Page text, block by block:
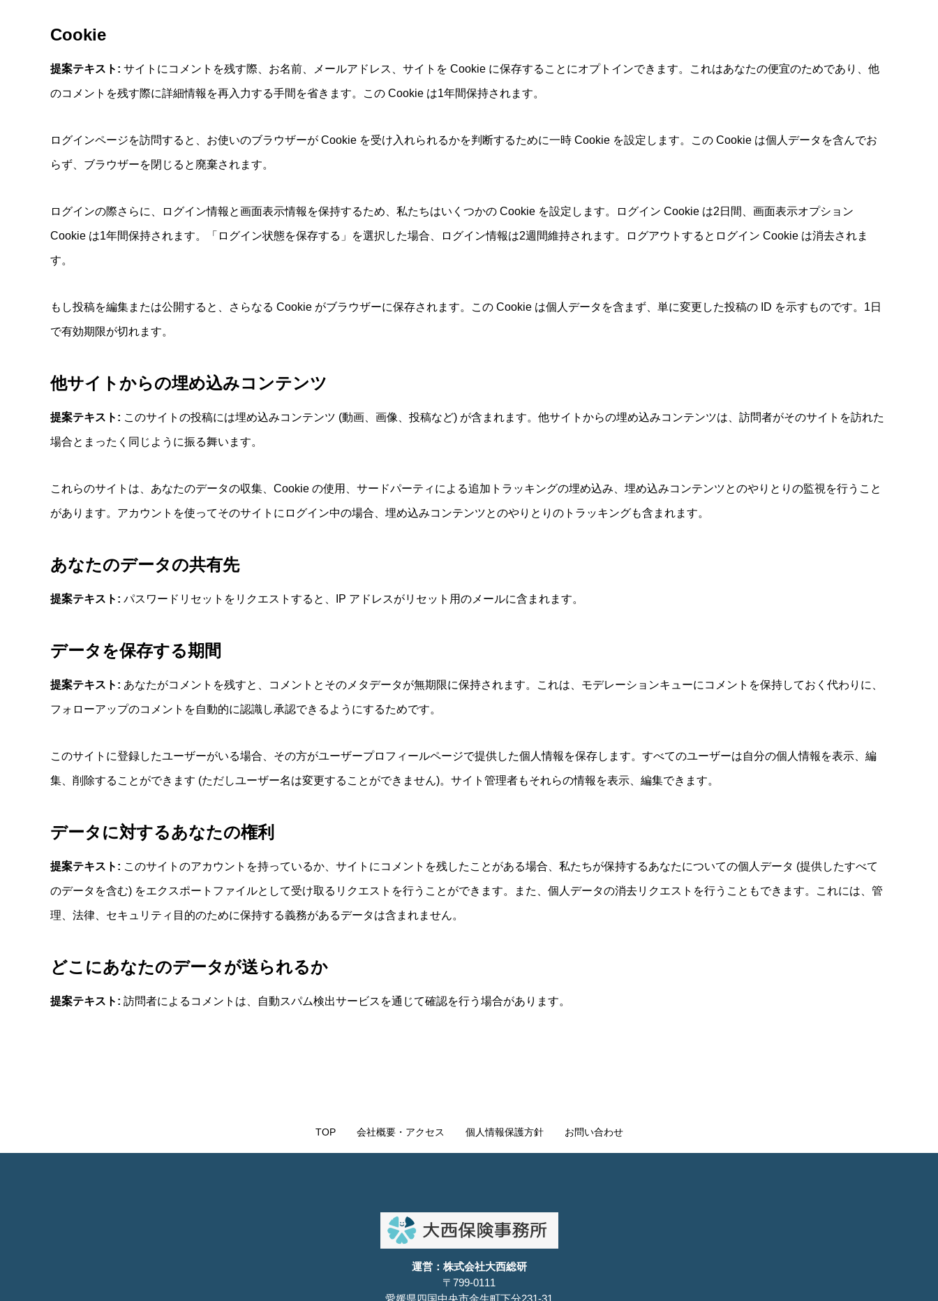
Cookie
提案テキスト: サイトにコメントを残す際、お名前、メールアドレス、サイトを Cookie に保存することにオプトインできます。これはあなたの便宜のためであり、他
のコメントを残す際に詳細情報を再入力する手間を省きます。この Cookie は1年間保持されます。
ログインページを訪問すると、お使いのブラウザーが Cookie を受け入れられるかを判断するために一時 Cookie を設定します。この Cookie は個人データを含んでお
らず、ブラウザーを閉じると廃棄されます。
ログインの際さらに、ログイン情報と画面表示情報を保持するため、私たちはいくつかの Cookie を設定します。ログイン Cookie は2日間、画面表示オプション
Cookie は1年間保持されます。「ログイン状態を保存する」を選択した場合、ログイン情報は2週間維持されます。ログアウトするとログイン Cookie は消去されま
す。
もし投稿を編集または公開すると、さらなる Cookie がブラウザーに保存されます。この Cookie は個人データを含まず、単に変更した投稿の ID を示すものです。1日
で有効期限が切れます。
他サイトからの埋め込みコンテンツ
提案テキスト: このサイトの投稿には埋め込みコンテンツ (動画、画像、投稿など) が含まれます。他サイトからの埋め込みコンテンツは、訪問者がそのサイトを訪れた
場合とまったく同じように振る舞います。
これらのサイトは、あなたのデータの収集、Cookie の使用、サードパーティによる追加トラッキングの埋め込み、埋め込みコンテンツとのやりとりの監視を行うこと
があります。アカウントを使ってそのサイトにログイン中の場合、埋め込みコンテンツとのやりとりのトラッキングも含まれます。
あなたのデータの共有先
提案テキスト: パスワードリセットをリクエストすると、IP アドレスがリセット用のメールに含まれます。
データを保存する期間
提案テキスト: あなたがコメントを残すと、コメントとそのメタデータが無期限に保持されます。これは、モデレーションキューにコメントを保持しておく代わりに、
フォローアップのコメントを自動的に認識し承認できるようにするためです。
このサイトに登録したユーザーがいる場合、その方がユーザープロフィールページで提供した個人情報を保存します。すべてのユーザーは自分の個人情報を表示、編
集、削除することができます (ただしユーザー名は変更することができません)。サイト管理者もそれらの情報を表示、編集できます。
データに対するあなたの権利
提案テキスト: このサイトのアカウントを持っているか、サイトにコメントを残したことがある場合、私たちが保持するあなたについての個人データ (提供したすべて
のデータを含む) をエクスポートファイルとして受け取るリクエストを行うことができます。また、個人データの消去リクエストを行うこともできます。これには、管
理、法律、セキュリティ目的のために保持する義務があるデータは含まれません。
どこにあなたのデータが送られるか
提案テキスト: 訪問者によるコメントは、自動スパム検出サービスを通じて確認を行う場合があります。
TOP 会社概要・アクセス 個人情報保護方針 お問い合わせ
運営：株式会社大西総研
〒799-0111
愛媛県四国中央市金生町下分231-31